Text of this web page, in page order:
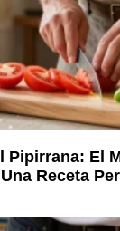
Pipirrana: El
Receta